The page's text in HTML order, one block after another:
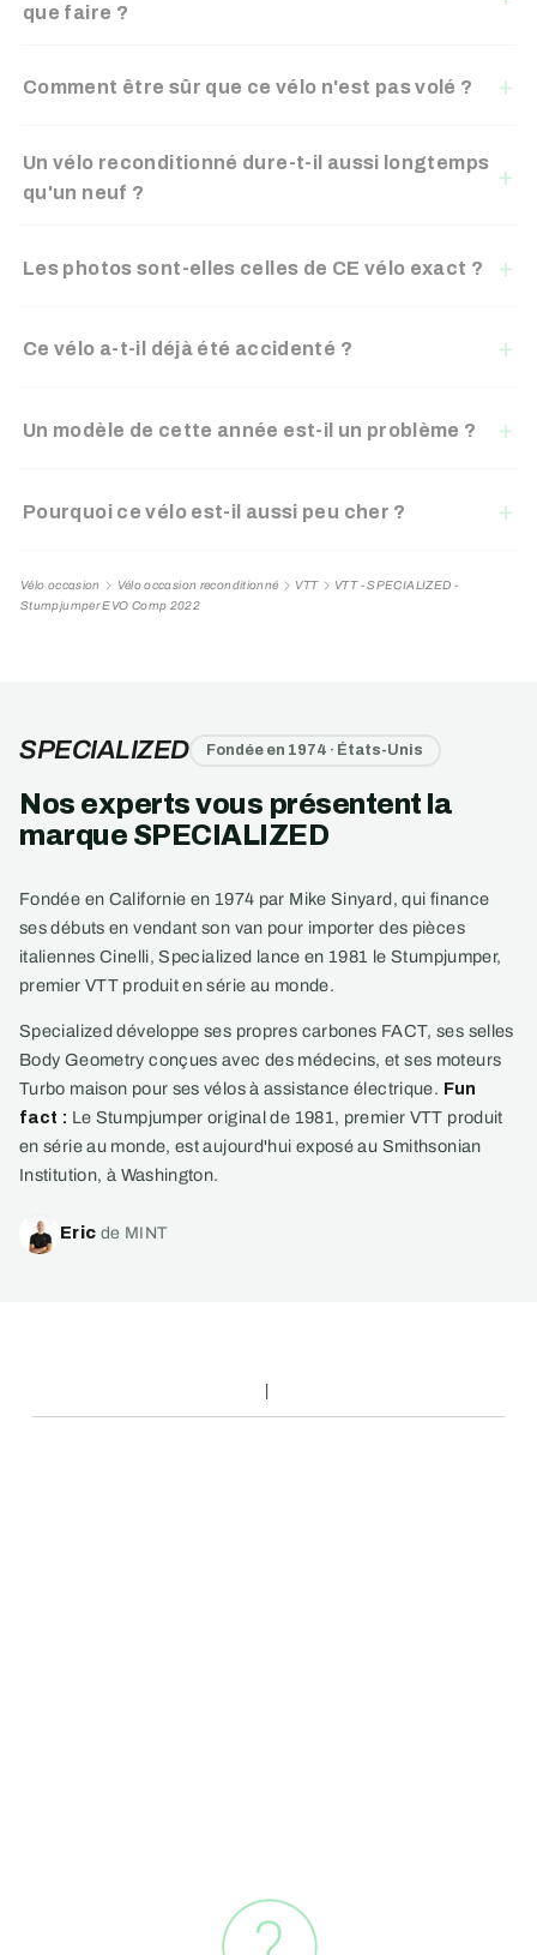
que faire ?
Comment être sûr que ce vélo n'est pas volé ?
Un vélo reconditionné dure-t-il aussi longtemps
qu'un neuf ?
Les photos sont-elles celles de CE vélo exact ?
Ce vélo a-t-il déjà été accidenté ?
Un modèle de cette année est-il un problème ?
Pourquoi ce vélo est-il aussi peu cher ?
Vélo occasion Vélo occasion reconditionné VTT
VTT - SPECIALIZED -
Stumpjumper EVO Comp 2022
SPECIALIZED Fondée en 1974 · États-Unis
Nos experts vous présentent la
marque SPECIALIZED
Fondée en Californie en 1974 par Mike Sinyard, qui finance
ses débuts en vendant son van pour importer des pièces
italiennes Cinelli, Specialized lance en 1981 le Stumpjumper,
premier VTT produit en série au monde.
Specialized développe ses propres carbones FACT, ses selles
Body Geometry conçues avec des médecins, et ses moteurs
Turbo maison pour ses vélos à assistance électrique. Fun
fact : Le Stumpjumper original de 1981, premier VTT produit
en série au monde, est aujourd'hui exposé au Smithsonian
Institution, à Washington.
Eric de MINT